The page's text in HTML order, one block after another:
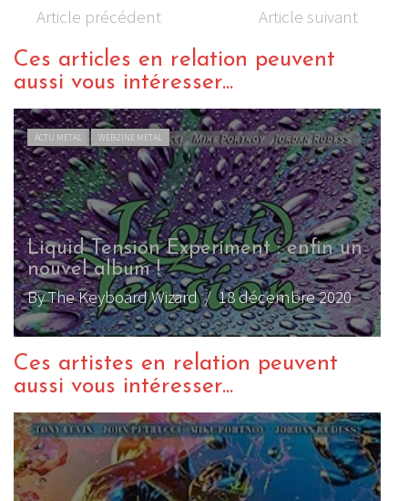
Article précédent Article suivant
Ces articles en relation peuvent
aussi vous intéresser...
ACTU METAL WEBZINE METAL
Liquid Tension Experiment : enfin un
nouvel album !
By The Keyboard Wizard/ 18 décembre 2020
Ces artistes en relation peuvent
aussi vous intéresser...